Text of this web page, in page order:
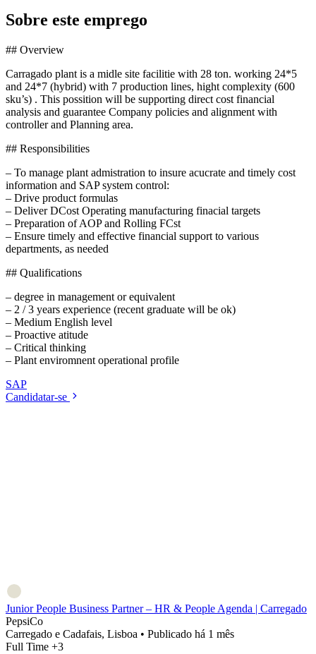
Sobre este emprego
## Overview
Carragado plant is a midle site facilitie with 28 ton. working 24*5
and 24*7 (hybrid) with 7 production lines, hight complexity (600
sku’s) . This possition will be supporting direct cost financial
analysis and guarantee Company policies and alignment with
controller and Planning area.
## Responsibilities
– To manage plant admistration to insure acucrate and timely cost
information and SAP system control:
– Drive product formulas
– Deliver DCost Operating manufacturing finacial targets
– Preparation of AOP and Rolling FCst
– Ensure timely and effective financial support to various
departments, as needed
## Qualifications
– degree in management or equivalent
– 2 / 3 years experience (recent graduate will be ok)
– Medium English level
– Proactive atitude
– Critical thinking
– Plant enviromnent operational profile
SAP
Candidatar-se
Junior People Business Partner – HR & People Agenda | Carregado
PepsiCo
Carregado e Cadafais, Lisboa • Publicado há 1 mês
Full Time +3